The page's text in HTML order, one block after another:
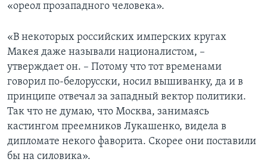
«ореол прозападного человека».
«В некоторых российских имперских кругах
Макея даже называли националистом, –
утверждает он. – Потому что тот временами
говорил по-белорусски, носил вышиванку, да и в
принципе отвечал за западный вектор политики.
Так что не думаю, что Москва, занимаясь
кастингом преемников Лукашенко, видела в
дипломате некого фаворита. Скорее они поставили
бы на силовика».